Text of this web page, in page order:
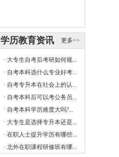
更多>>
学历教育资讯
· 大专生自考后考研如何规...
· 自考本科选什么专业好考...
· 自考专升本在社会上的认...
· 自考本科后可以考公务员...
· 自考本科学历难度大吗?...
· 大专生是选择专升本还是...
· 在职人士提升学历有哪些...
· 北外在职课程研修班有哪...